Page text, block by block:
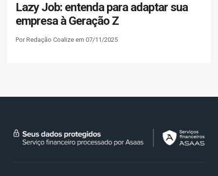
Lazy Job: entenda para adaptar sua
empresa à Geração Z
Por Redação Coalize em 07/11/2025